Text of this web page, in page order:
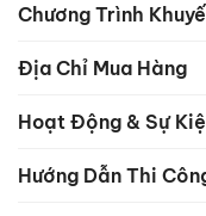
Chương Trình
Địa Chỉ Mua Hàng
Hoạt Động & Sự
Hướng Dẫn Thi